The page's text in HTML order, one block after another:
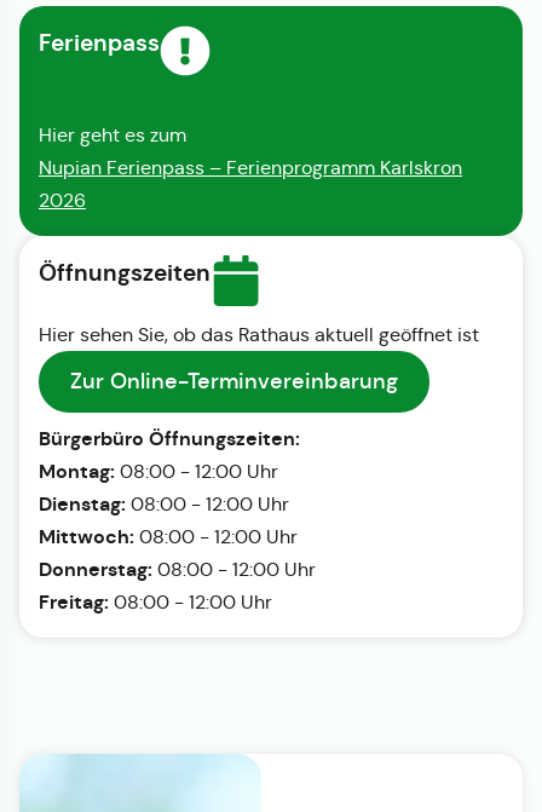
Ferienpass
Hier geht es zum
Nupian Ferienpass – Ferienprogramm Karlskron
2026
Öffnungszeiten
Hier sehen Sie, ob das Rathaus aktuell geöffnet ist
Zur Online-Terminvereinbarung
Bürgerbüro Öffnungszeiten:
Montag: 08:00 - 12:00 Uhr
Dienstag: 08:00 - 12:00 Uhr
Mittwoch: 08:00 - 12:00 Uhr
Donnerstag: 08:00 - 12:00 Uhr
Freitag: 08:00 - 12:00 Uhr